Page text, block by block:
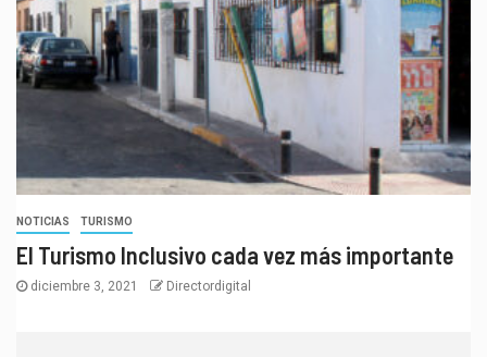
NOTICIAS TURISMO
El Turismo Inclusivo cada vez más importante
diciembre 3, 2021 Directordigital